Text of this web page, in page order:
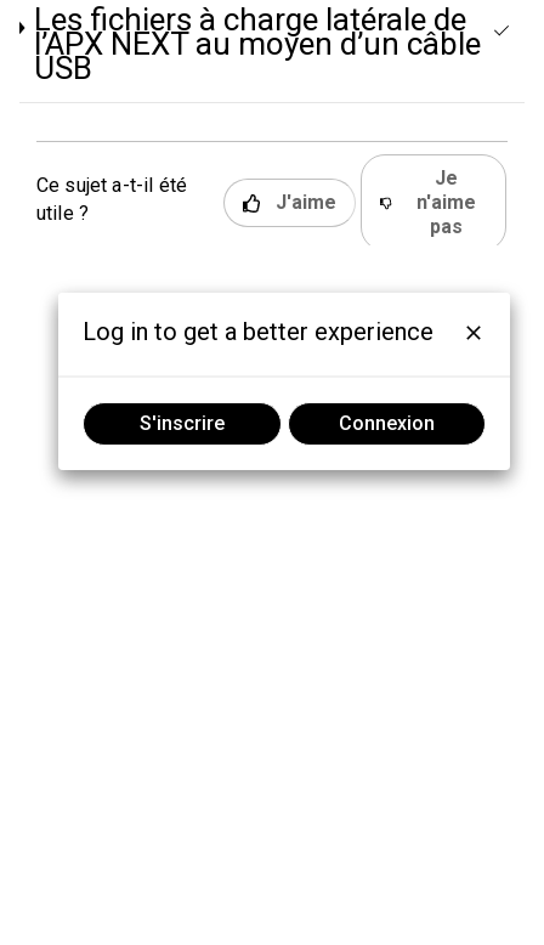
Les fichiers à charge latérale de
l’APX NEXT au moyen d’un câble
USB
Ce sujet a-t-il été
utile ?
J'aime
Je
n'aime
pas
Log in to get a better experience
S'inscrire Connexion